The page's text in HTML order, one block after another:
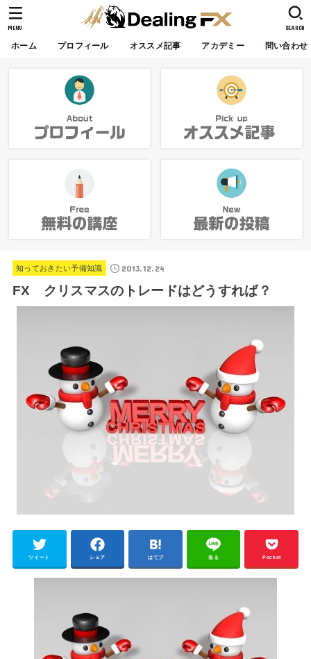
ホーム プロフィール オススメ記事 アカデミー 問い合わせ
SEARCH
MENU
知っておきたい予備知識 2013.12.24
FX クリスマスのトレードはどうすれば？
ツイート シェア はてブ 送る Pocket